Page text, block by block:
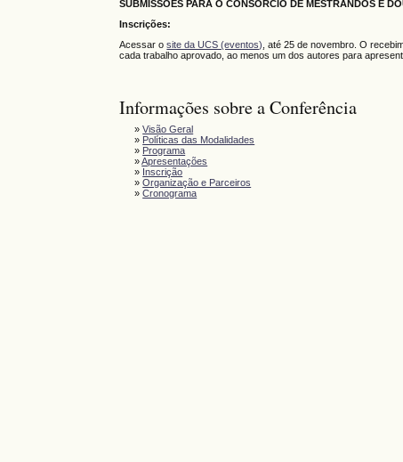
SUBMISSÕES PARA O CONSÓRCIO DE MESTRANDOS E
Inscrições:
Acessar osite da UCS (eventos) , até 25 de novembro. O
cada trabalho aprovado, ao menos um dos autores para
Informações sobre a Conferência
»Visão Geral
» Políticas das Modalidades
» Programa
»Apresentações
» Inscrição
»Organização e Parceiros
»Cronograma